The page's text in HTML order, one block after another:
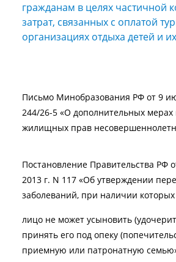
гражданам в целях частичной
затрат, связанных с оплатой
организациях отдыха детей и
Письмо Минобразования РФ от 9
244/26-5 «О дополнительных
жилищных прав
Постановление Правительства РФ
2013 г. N 117 «Об утверждении
заболеваний, при наличии которых
лицо не может усыновить
принять его под опеку
приемную или патронатную